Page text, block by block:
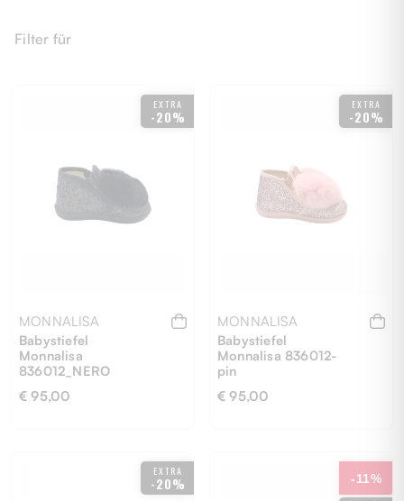
Filter für
EXTRA
-20%
MONNALISA
Babystiefel
Monnalisa
836012_NERO
€ 95,00
EXTRA
-20%
MONNALISA
Babystiefel
Monnalisa 836012-
pin
€ 95,00
EXTRA
-20% -11%